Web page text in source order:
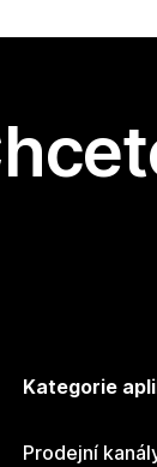
Kategorie
Prodejní